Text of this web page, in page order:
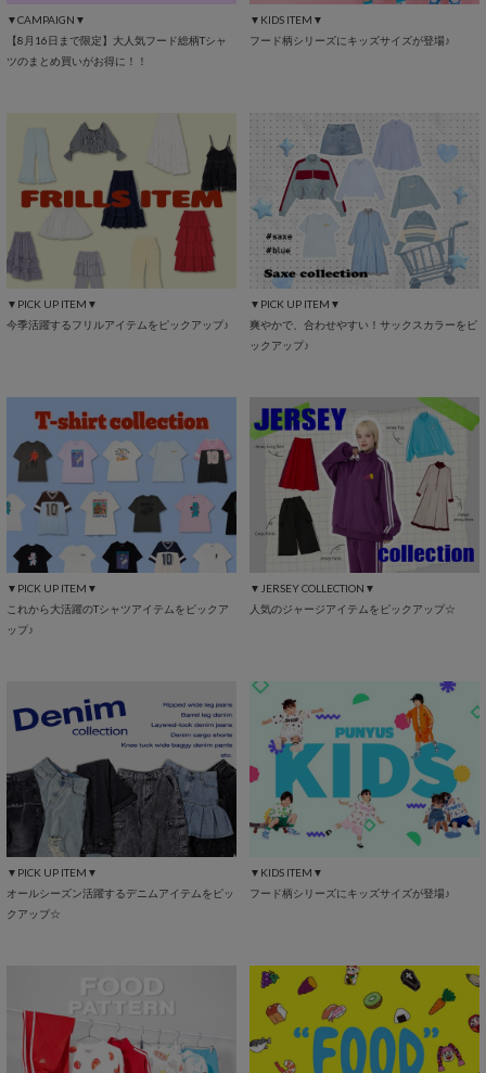
▼CAMPAIGN▼
【8月16日まで限定】大人気フード総柄Tシャ
ツのまとめ買いがお得に！！
▼KIDS ITEM▼
フード柄シリーズにキッズサイズが登場♪
▼PICK UP ITEM▼
今季活躍するフリルアイテムをピックアップ♪
▼PICK UP ITEM▼
爽やかで、合わせやすい！サックスカラーをピ
ックアップ♪
▼PICK UP ITEM▼
これから大活躍のTシャツアイテムをピックア
ップ♪
▼JERSEY COLLECTION▼
人気のジャージアイテムをピックアップ☆
▼PICK UP ITEM▼
オールシーズン活躍するデニムアイテムをピッ
クアップ☆
▼KIDS ITEM▼
フード柄シリーズにキッズサイズが登場♪